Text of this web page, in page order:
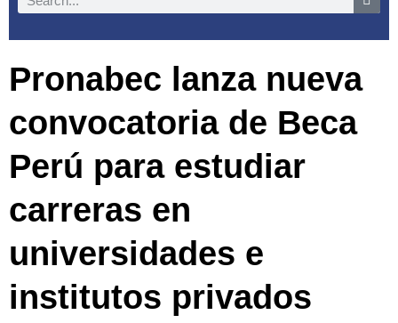
Pronabec lanza nueva
convocatoria de Beca
Perú para estudiar
carreras en
universidades e
institutos privados